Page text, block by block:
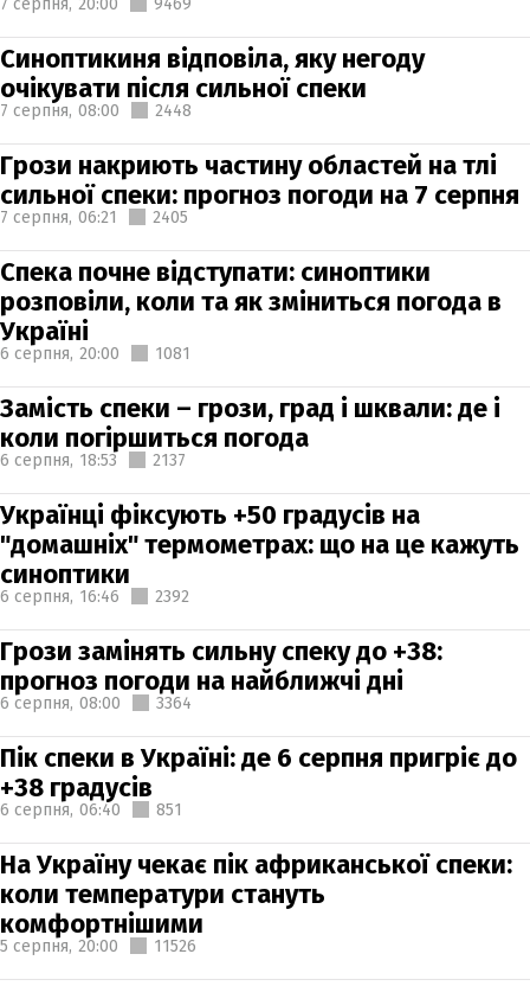
Синоптикиня відповіла, яку негоду
очікувати після сильної спеки
7 серпня, 08:00 2448
Грози накриють частину областей на тлі
сильної спеки: прогноз погоди на 7 серпня
7 серпня, 06:21 2405
Спека почне відступати: синоптики
розповіли, коли та як зміниться погода в
Україні
6 серпня, 20:00 1081
Замість спеки – грози, град і шквали: де і
коли погіршиться погода
6 серпня, 18:53 2137
Українці фіксують +50 градусів на
"домашніх" термометрах: що на це кажуть
синоптики
6 серпня, 16:46 2392
Грози замінять сильну спеку до +38:
прогноз погоди на найближчі дні
6 серпня, 08:00 3364
Пік спеки в Україні: де 6 серпня пригріє до
+38 градусів
6 серпня, 06:40 851
На Україну чекає пік африканської спеки:
коли температури стануть
комфортнішими
5 серпня, 20:00 11526